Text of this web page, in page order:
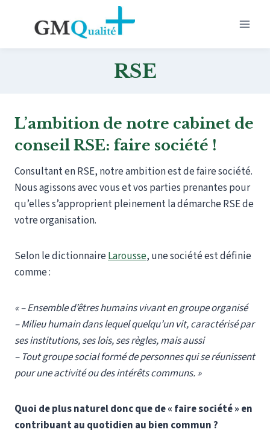
RSE
L’ambition de notre cabinet de
conseil RSE: faire société !
Consultant en RSE, notre ambition est de faire société.
Nous agissons avec vous et vos parties prenantes pour
qu’elles s’approprient pleinement la démarche RSE de
votre organisation.
Selon le dictionnaireLarousse, une société est définie
comme :
« – Ensemble d’êtres humains vivant en groupe organisé
– Milieu humain dans lequel quelqu’un vit, caractérisé par
ses institutions, ses lois, ses règles, mais aussi
– Tout groupe social formé de personnes qui se réunissent
pour une activité ou des intérêts communs. »
Quoi de plus naturel donc que de « faire société » en
contribuant au quotidien au bien commun ?